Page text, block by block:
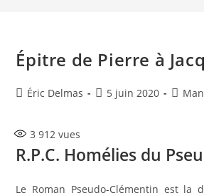
Épitre de Pierre à
Auteur/autrice
publication :
Éric Delmas
Publication
5 juin 2020
Post
3 912 vues
R.P.C. Homélies du
Le Roman Pseudo-Clémentin est la